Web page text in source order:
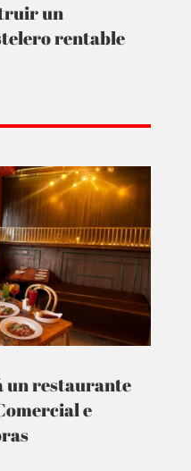
un
rentable
un restaurante
e